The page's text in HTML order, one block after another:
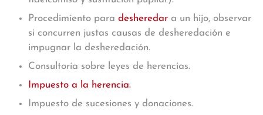
Procedimiento para desheredar a un hijo, observar
si concurren justas causas de desheredación e
impugnar la desheredación.
Consultoría sobre leyes de herencias.
Impuesto a la herencia.
Impuesto de sucesiones y donaciones.